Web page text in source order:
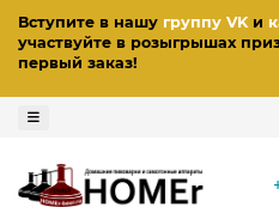
Вступите в нашу группу VKи
участвуйте в розыгрышах
первый заказ!